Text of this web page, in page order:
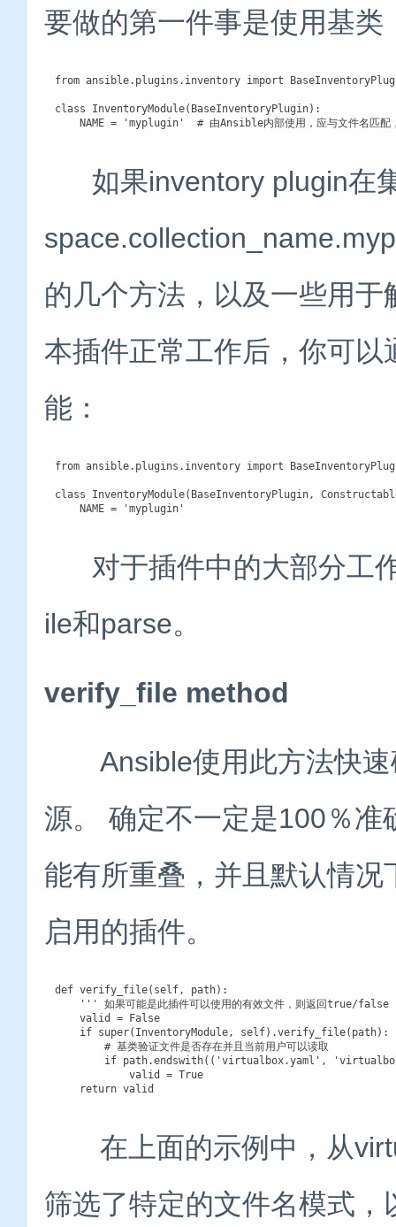
要做的第一件事是使用基类
from ansible.plugins.inventory import
class InventoryModule(BaseInventoryPlugin):
NAME = 'myplugin'  # 由Ansible内部使用，应与文件名匹配
如果inventory plugin在
的几个方法，以及一些用
本插件正常工作后，你可
能：
from ansible.plugins.inventory import
class InventoryModule(BaseInventoryPlugin,
NAME = 'myplugin'
对于插件中的大部分工
ile和parse。
verify_file method
Ansible使用此方法快速
源。 确定不一定是100％
能有所重叠，并且默认情
启用的插件。
def verify_file(self, path):
''' 如果可能是此插件可以使用的有效文件，则返回true/
valid = False
if super(InventoryModule, self).verify_file(path):
# 基类验证文件是否存在并且当前用户可以读取
if path.endswith(('virtualbox.yaml',
valid = True
return valid
在上面的示例中，从
筛选了特定的文件名模式